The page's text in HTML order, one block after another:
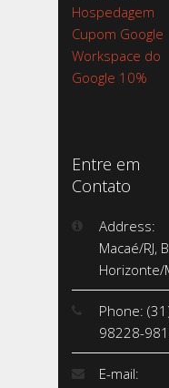
Hospedagem
Cupom Google
Workspace do
Google 10%
Entre em
Contato
Address:
Macaé/RJ,
Horizonte/
Phone:
98228-
E-mail: